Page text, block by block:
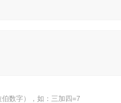
数字），如：三加四=7